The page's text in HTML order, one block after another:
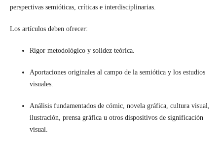
perspectivas semióticas, críticas e interdisciplinarias.
Los artículos deben ofrecer:
Rigor metodológico y solidez teórica.
Aportaciones originales al campo de la semiótica y los estudios
visuales.
Análisis fundamentados de cómic, novela gráfica, cultura visual,
ilustración, prensa gráfica u otros dispositivos de significación
visual.